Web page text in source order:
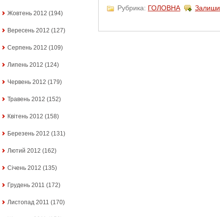
Жовтень 2012 (194)
Вересень 2012 (127)
Серпень 2012 (109)
Липень 2012 (124)
Червень 2012 (179)
Травень 2012 (152)
Квітень 2012 (158)
Березень 2012 (131)
Лютий 2012 (162)
Січень 2012 (135)
Грудень 2011 (172)
Листопад 2011 (170)
Рубрика: ГОЛОВНА